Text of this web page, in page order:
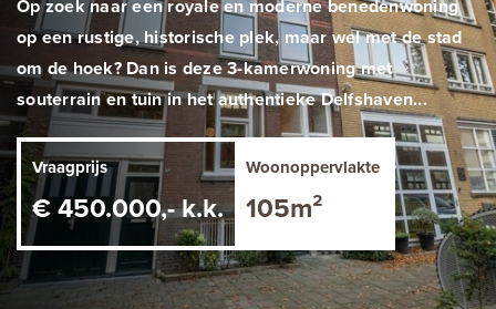
Op zoek naar een royale en moderne benedenwoning
op een rustige, historische plek, maar wel met de stad
om de hoek? Dan is deze 3-kamerwoning met
souterrain en tuin in het authentieke Delfshaven...
Vraagprijs
€ 450.000,- k.k.
Woonoppervlakte
105m²